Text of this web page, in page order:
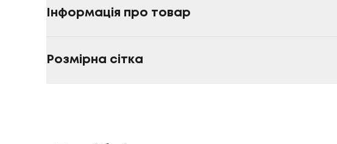
Інформація про товар
Розмірна сітка